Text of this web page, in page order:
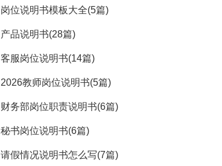
岗位说明书模板大全(5篇)
产品说明书(28篇)
客服岗位说明书(14篇)
2026教师岗位说明书(5篇)
财务部岗位职责说明书(6篇)
秘书岗位说明书(6篇)
请假情况说明书怎么写(7篇)